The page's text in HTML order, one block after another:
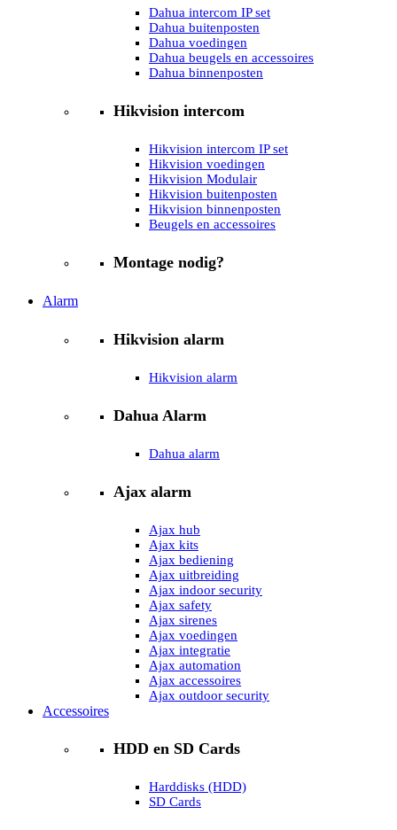
Dahua intercom IP set
Dahua buitenposten
Dahua voedingen
Dahua beugels en accessoires
Dahua binnenposten
Hikvision intercom
Hikvision intercom IP set
Hikvision voedingen
Hikvision Modulair
Hikvision buitenposten
Hikvision binnenposten
Beugels en accessoires
Montage nodig?
Alarm
Hikvision alarm
Hikvision alarm
Dahua Alarm
Dahua alarm
Ajax alarm
Ajax hub
Ajax kits
Ajax bediening
Ajax uitbreiding
Ajax indoor security
Ajax safety
Ajax sirenes
Ajax voedingen
Ajax integratie
Ajax automation
Ajax accessoires
Ajax outdoor security
Accessoires
HDD en SD Cards
Harddisks (HDD)
SD Cards